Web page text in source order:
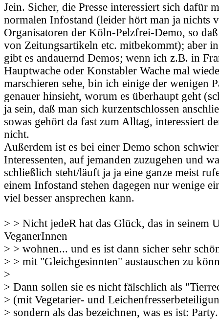
Jein. Sicher, die Presse interessiert sich dafür
normalen Infostand (leider hört man ja nichts
Organisatoren der Köln-Pelzfrei-Demo, so
von Zeitungsartikeln etc. mitbekommt); aber
gibt es andauernd Demos; wenn ich z.B. in
Hauptwache oder Konstabler Wache mal
marschieren sehe, bin ich einige der wenigen
genauer hinsieht, worum es überhaupt geht
ja sein, daß man sich kurzentschlossen
sowas gehört da fast zum Alltag, interessiert
nicht.
Außerdem ist es bei einer Demo schon
Interessenten, auf jemanden zuzugehen und
schließlich steht/läuft ja ja eine ganze meist
einem Infostand stehen dagegen nur wenige
viel besser ansprechen kann.
> > Nicht jedeR hat das Glück, das in seinem
VeganerInnen
> > wohnen... und es ist dann sicher sehr
> > mit "Gleichgesinnten" austauschen zu
>
> Dann sollen sie es nicht fälschlich als
> (mit Vegetarier- und
> sondern als das bezeichnen, was es ist: Party.